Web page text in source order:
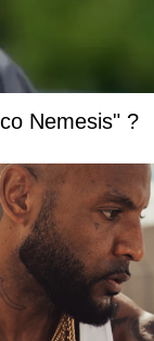
Nemesis" ?